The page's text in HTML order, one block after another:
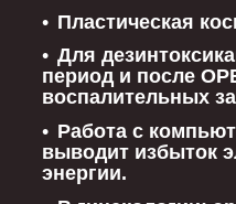
Пластическая
Для
период и после
воспалительных
Работа с
выводит избыток
энергии.